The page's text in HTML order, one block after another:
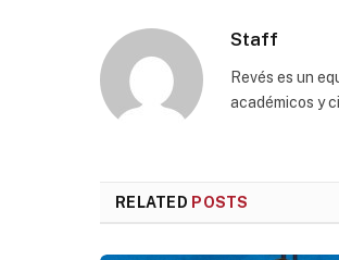
Staff
Revés es un
académicos y
RELATED POSTS